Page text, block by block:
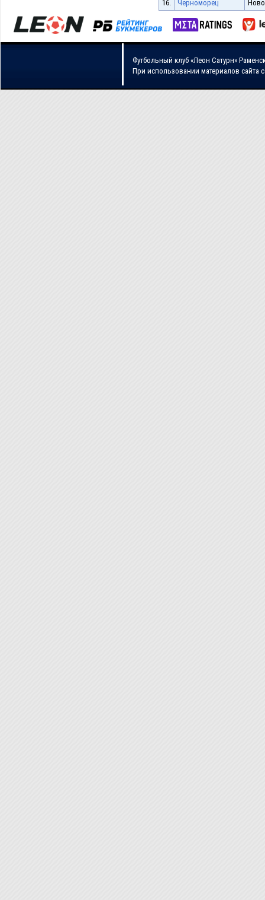
16. Черноморец
Футбольный клуб «Леон Сатурн»
При использовании материалов сайта